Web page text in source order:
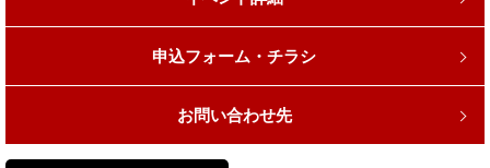
申込フォーム・チラシ
お問い合わせ先